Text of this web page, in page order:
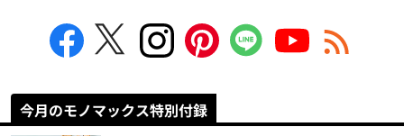
今月のモノマックス特別付録